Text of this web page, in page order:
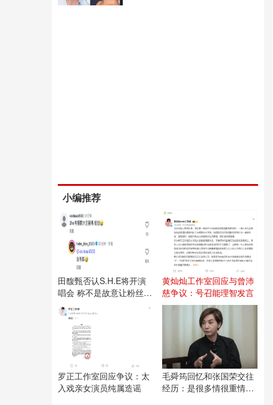
小编推荐
田馥甄否认S.H.E将开演
唱会 称不是故意让粉丝失
望
黄灿灿工作室回应与曾沛
慈争议：号召能理智发言
罗正工作室回应争议：太
入戏亲女演员纯属造谣
毛舜筠回忆和张国荣交往
经历：是很多情很重情的